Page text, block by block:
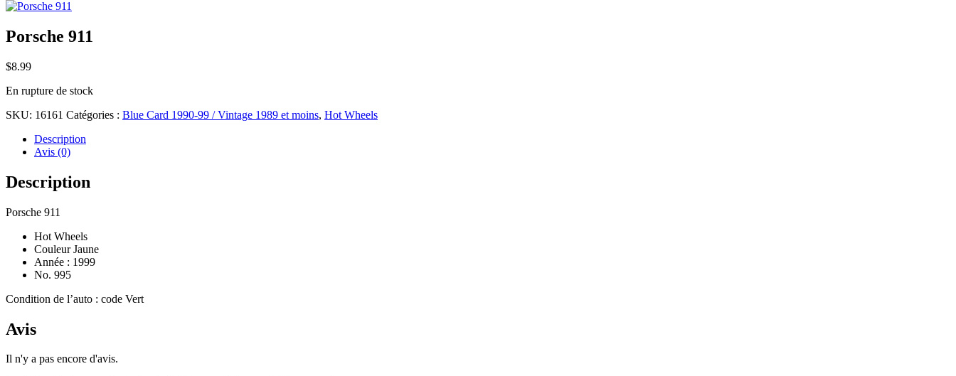
Porsche 911
$8.99
En rupture de stock
SKU: 16161 Catégories : Blue Card 1990-99 / Vintage 1989 et moins, Hot Wheels
Description
Avis (0)
Description
Porsche 911
Hot Wheels
Couleur Jaune
Année : 1999
No. 995
Condition de l’auto : code Vert
Avis
Il n'y a pas encore d'avis.